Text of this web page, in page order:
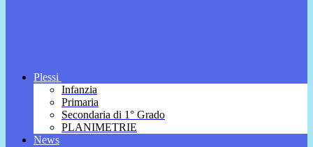
Plessi
Infanzia
Primaria
Secondaria di 1° Grado
PLANIMETRIE
News